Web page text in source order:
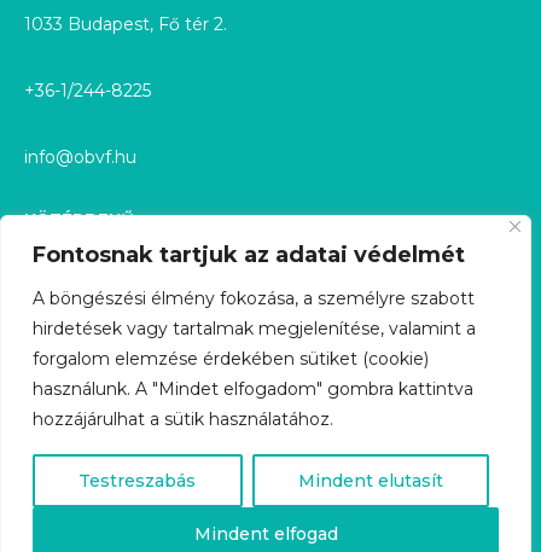
Fontosnak tartjuk az adatai védelmét
A böngészési élmény fokozása, a személyre szabott
hirdetések vagy tartalmak megjelenítése, valamint a
forgalom elemzése érdekében sütiket (cookie)
használunk. A "Mindet elfogadom" gombra kattintva
hozzájárulhat a sütik használatához.
Testreszabás Mindent elutasít
Mindent elfogad
1033 Budapest, Fő tér 2.
+36-1/244-8225
info@obvf.hu
KÖZÉRDEKŰ
KÖZÉRDEKŰ ADATOK
KÖZÉRDEKŰ ADATIGÉNYLÉS
GDPR
ÜGYFÉLSZOLGÁLAT
KARRIER